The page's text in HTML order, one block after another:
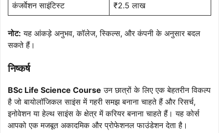
कंजर्वेशन साइंटिस्ट ₹2.5 लाख
नोट: यह आंकड़े अनुभव, कॉलेज, स्किल्स, और कंपनी के अनुसार बदल
सकते हैं।
निष्कर्ष
BSc Life Science Course उन छात्रों के लिए एक बेहतरीन विकल्प
है जो बायोलॉजिकल साइंस में गहरी समझ बनाना चाहते हैं और रिसर्च,
इनोवेशन या हेल्थ साइंस के क्षेत्र में करियर बनाना चाहते हैं। यह कोर्स
आपको एक मजबूत अकादमिक और प्रोफेशनल फाउंडेशन देता है।